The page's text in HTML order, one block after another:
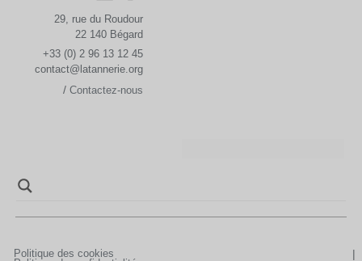
29, rue du Roudour
22 140 Bégard
+33 (0) 2 96 13 12 45
contact@latannerie.org
/Contactez-nous
Politique des cookies